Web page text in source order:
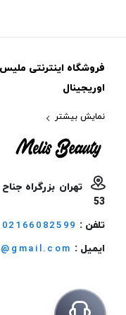
فروشگاه اینترنتی
اوریجینال
نمایش بیشتر
تهران بزرگراه
53
تلفن :
ایمیل :